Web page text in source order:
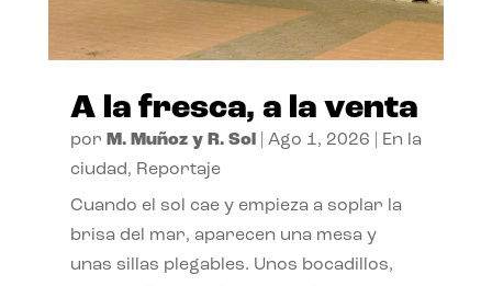
A la fresca, a la venta
por M. Muñoz y R. Sol| Ago 1, 2026
En la
ciudad, Reportaje
Cuando el sol cae y empieza a soplar la
brisa del mar, aparecen una mesa y
unas sillas plegables. Unos bocadillos,